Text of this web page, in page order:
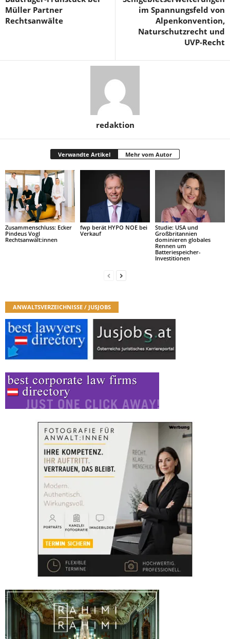
Müller Partner
Rechtsanwälte
im Spannungsfeld von
Alpenkonvention,
Naturschutzrecht und
UVP-Recht
redaktion
Verwandte Artikel Mehr vom Autor
Zusammenschluss: Ecker
Pindeus Vogl
Rechtsanwält:innen
fwp berät HYPO NOE bei
Verkauf
Studie: USA und
Großbritannien
dominieren globales
Rennen um
Batteriespeicher-
Investitionen
ANWALTSVERZEICHNISSE / JUSJOBS